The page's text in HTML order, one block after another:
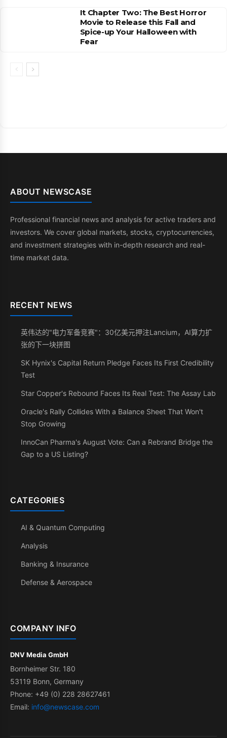
It Chapter Two: The Best Horror
Movie to Release this Fall and
Spice-up Your Halloween with
Fear
ABOUT NEWSCASE
Professional financial news and analysis for active traders and
investors. We cover global markets, stocks, cryptocurrencies,
and investment strategies with in-depth research and real-
time market data.
RECENT NEWS
英伟达的"电力军备竞赛"：30亿美元押注Lancium，AI算力扩
张的下一块拼图
SK Hynix's Capital Return Pledge Faces Its First Credibility
Test
Star Copper's Rebound Faces Its Real Test: The Assay Lab
Oracle's Rally Collides With a Balance Sheet That Won't
Stop Growing
InnoCan Pharma's August Vote: Can a Rebrand Bridge the
Gap to a US Listing?
CATEGORIES
AI & Quantum Computing
Analysis
Banking & Insurance
Defense & Aerospace
COMPANY INFO
DNV Media GmbH
Bornheimer Str. 180
53119 Bonn, Germany
Phone: +49 (0) 228 28627461
Email: info@newscase.com